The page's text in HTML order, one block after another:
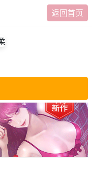
返回首页
交